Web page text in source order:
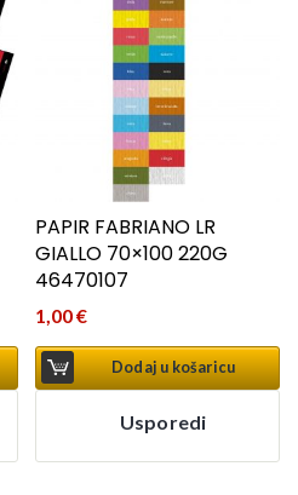
PAPIR FABRIANO LR
GIALLO 70×100 220G
46470107
1,00€
Dodaj u košaricu
Usporedi